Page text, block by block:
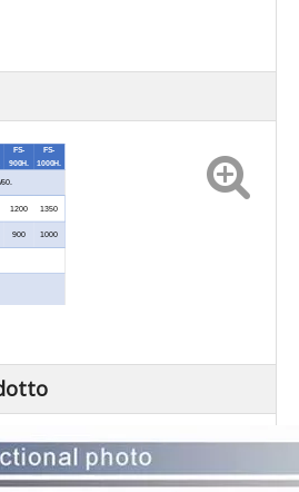
FS-
900H.
FS-
1000H.
60.
1200 1350
900 1000
× 350
× 245
× 245
7 7.5